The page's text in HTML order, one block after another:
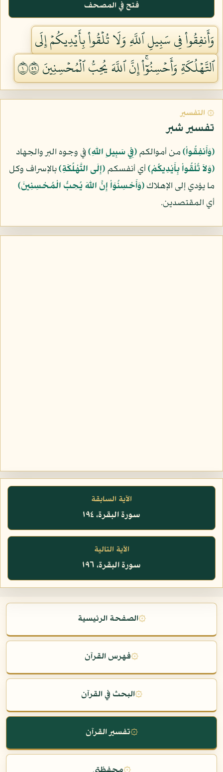
فتح في المصحف
وَأَنفِقُواْ فِي سَبِيلِ ٱللَّهِ وَلَا تُلۡقُواْ بِأَيۡدِيكُمۡ إِلَى
ٱلتَّهۡلُكَةِ وَأَحۡسِنُوٓاْۚ إِنَّ ٱللَّهَ يُحِبُّ ٱلۡمُحۡسِنِينَ ١٩٥
۞ التفسير
تفسير شبر
﴿وَأَنفِقُواْ﴾من أموالكم﴿فِي سَبِيلِ اللّهِ﴾في وجوه البر والجهاد
﴿وَلاَ تُلْقُواْ بِأَيْدِيكُمْ﴾أي أنفسكم﴿إِلَى التَّهْلُكَةِ﴾بالإسراف وكل
ما يؤدي إلى الإهلاك﴿وَأَحْسِنُوَاْ إِنَّ اللّهَ يُحِبُّ الْمُحْسِنِينَ﴾
أي المقتصدين.
الآية السابقة
سورة البقرة، ١٩٤
الآية التالية
سورة البقرة، ١٩٦
۞الصفحة الرئيسية
۞فهرس القرآن
۞البحث في القرآن
۞تفسير القرآن